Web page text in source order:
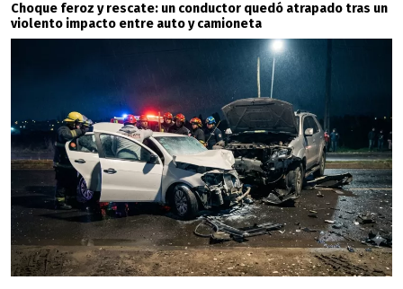
Choque feroz y rescate: un conductor quedó atrapado tras un
violento impacto entre auto y camioneta